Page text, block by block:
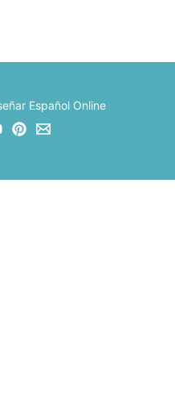
Español Online